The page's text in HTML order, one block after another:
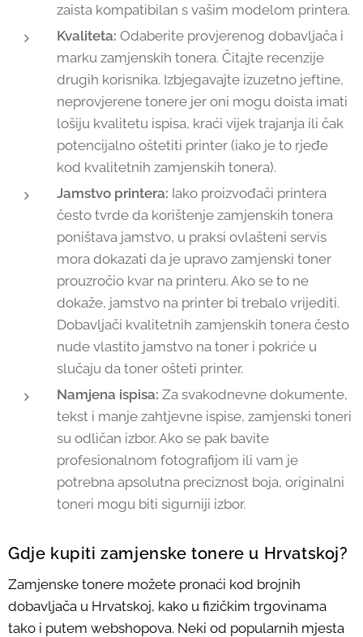
zaista kompatibilan s vašim modelom printera.
Kvaliteta: Odaberite provjerenog dobavljača i
marku zamjenskih tonera. Čitajte recenzije
drugih korisnika. Izbjegavajte izuzetno jeftine,
neprovjerene tonere jer oni mogu doista imati
lošiju kvalitetu ispisa, kraći vijek trajanja ili čak
potencijalno oštetiti printer (iako je to rjeđe
kod kvalitetnih zamjenskih tonera).
Jamstvo printera: Iako proizvođači printera
često tvrde da korištenje zamjenskih tonera
poništava jamstvo, u praksi ovlašteni servis
mora dokazati da je upravo zamjenski toner
prouzročio kvar na printeru. Ako se to ne
dokaže, jamstvo na printer bi trebalo vrijediti.
Dobavljači kvalitetnih zamjenskih tonera često
nude vlastito jamstvo na toner i pokriće u
slučaju da toner ošteti printer.
Namjena ispisa: Za svakodnevne dokumente,
tekst i manje zahtjevne ispise, zamjenski toneri
su odličan izbor. Ako se pak bavite
profesionalnom fotografijom ili vam je
potrebna apsolutna preciznost boja, originalni
toneri mogu biti sigurniji izbor.
Gdje kupiti zamjenske tonere u Hrvatskoj?
Zamjenske tonere možete pronaći kod brojnih
dobavljača u Hrvatskoj, kako u fizičkim trgovinama
tako i putem webshopova. Neki od popularnih mjesta